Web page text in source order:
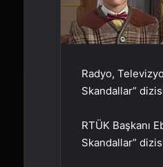
Radyo,
Skandallar”
RTÜK Başkanı
Skandallar”